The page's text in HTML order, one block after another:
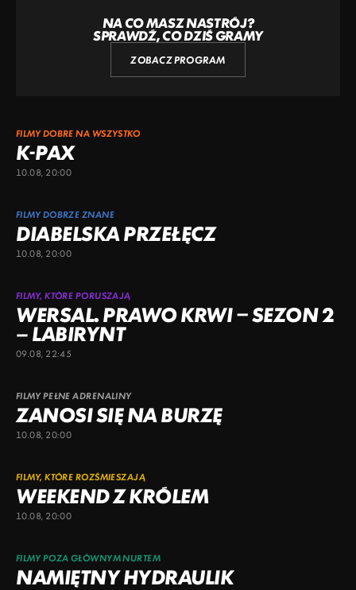
NA CO MASZ NASTRÓJ?
SPRAWDŹ, CO DZIŚ GRAMY
ZOBACZ PROGRAM
FILMY DOBRE NA WSZYSTKO
K-PAX
10.08, 20:00
FILMY DOBRZE ZNANE
DIABELSKA PRZEŁĘCZ
10.08, 20:00
FILMY, KTÓRE PORUSZAJĄ
WERSAL. PRAWO KRWI – SEZON 2
– LABIRYNT
09.08, 22:45
FILMY PEŁNE ADRENALINY
ZANOSI SIĘ NA BURZĘ
10.08, 20:00
FILMY, KTÓRE ROZŚMIESZAJĄ
WEEKEND Z KRÓLEM
10.08, 20:00
FILMY POZA GŁÓWNYM NURTEM
NAMIĘTNY HYDRAULIK